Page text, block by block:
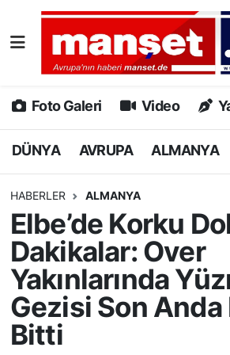
Foto Galeri Video
DÜNYA AVRUPA ALMANYA
HABERLER ALMANYA
Elbe’de Korku
Dakikalar: Over
Yakınlarında
Gezisi Son Anda
Bitti
DÜNYA
AVRUPA
ALMANYA
HAMBURG
SPOR
DEUTSCH
EKONOMİ
Nöbetçi Eczaneler
Hava Durumu
Namaz Vakitleri
Puan Durumu ve Fikstür
Tüm Manşetler
Son Dakika Haberleri
Haber Arşivi